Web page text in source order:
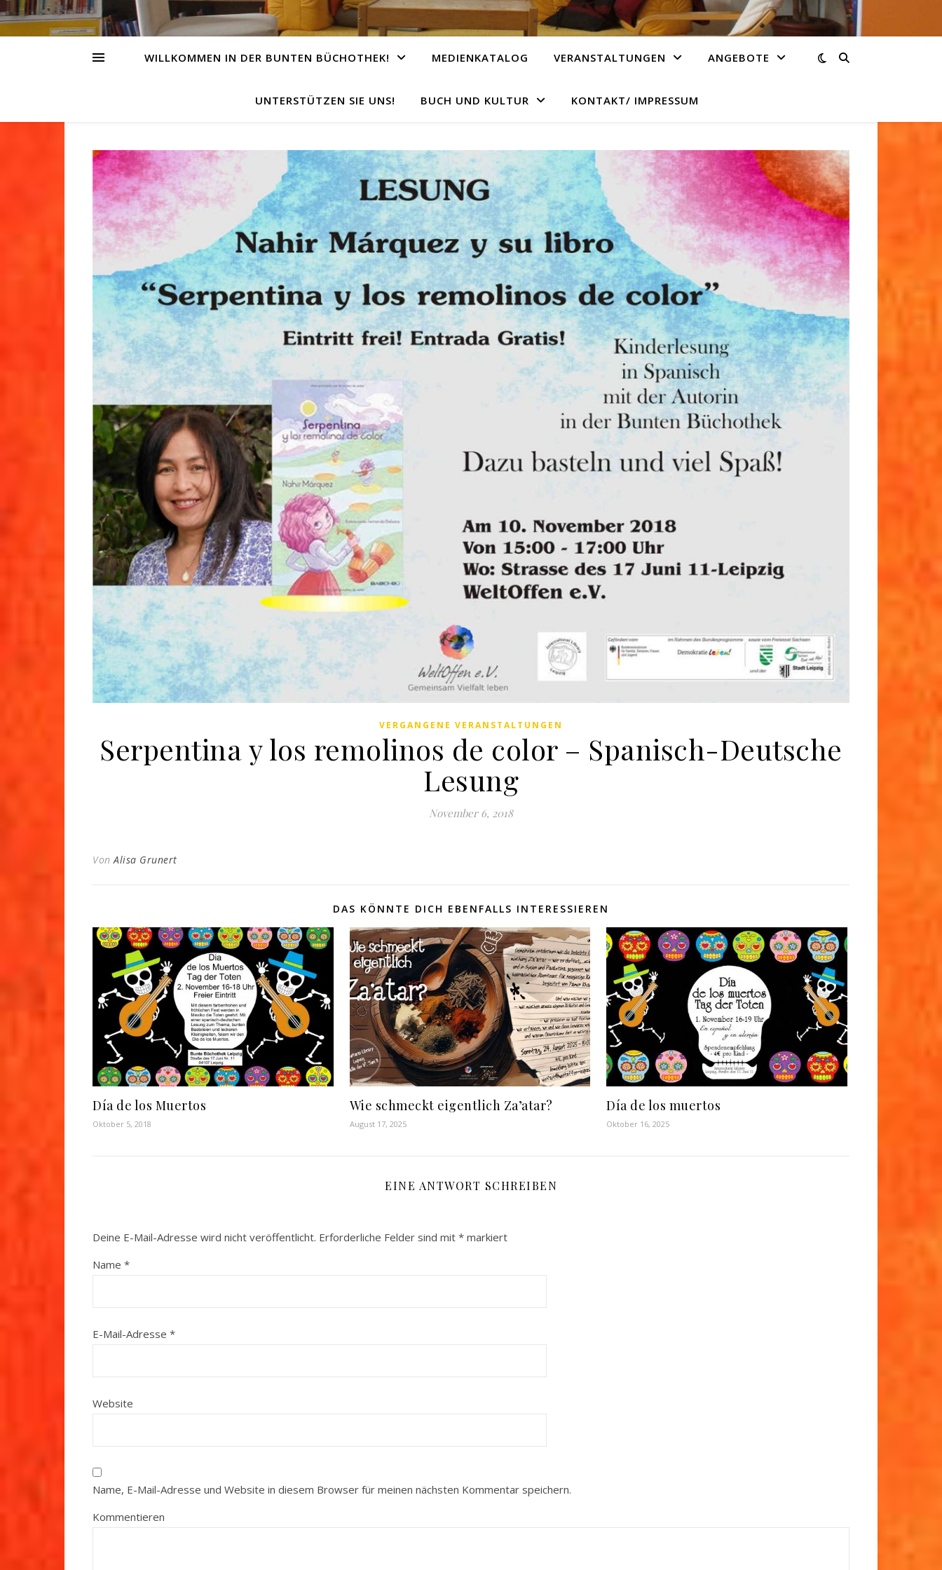
WILLKOMMEN IN DER BUNTEN BÜCHOTHEK! MEDIENKATALOG VERANSTALTUNGEN ANGEBOTE
UNTERSTÜTZEN SIE UNS! BUCH UND KULTUR KONTAKT/ IMPRESSUM
VERGANGENE VERANSTALTUNGEN
Serpentina y los remolinos de color – Spanisch-Deutsche
Lesung
November 6, 2018
VonAlisa Grunert
DAS KÖNNTE DICH EBENFALLS INTERESSIEREN
Día de los Muertos
Oktober 5, 2018
Wie schmeckt eigentlich Za’atar?
August 17, 2025
Día de los muertos
Oktober 16, 2025
EINE ANTWORT SCHREIBEN
Deine E-Mail-Adresse wird nicht veröffentlicht. Erforderliche Felder sind mit * markiert
Name *
E-Mail-Adresse *
Website
Name, E-Mail-Adresse und Website in diesem Browser für meinen nächsten Kommentar speichern.
Kommentieren